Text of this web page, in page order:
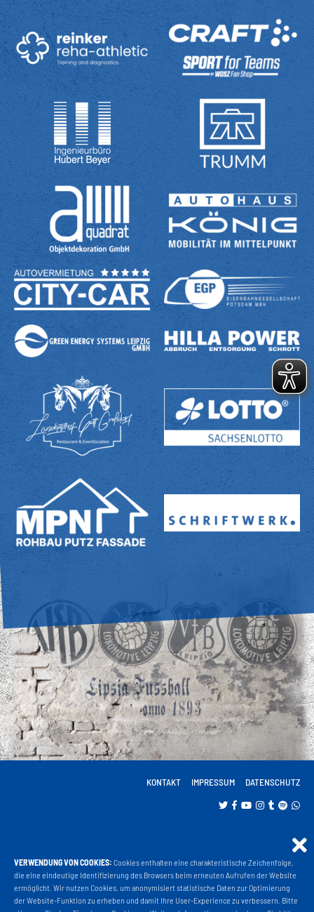
KONTAKT IMPRESSUM DATENSCHUTZ
Projekt Liga 3
VERWENDUNG VON COOKIES: Cookies enthalten eine charakteristische Zeichenfolge,
die eine eindeutige Identifizierung des Browsers beim erneuten Aufrufen der Website
ermöglicht. Wir nutzen Cookies, um anonymisiert statistische Daten zur Optimierung
der Website-Funktion zu erheben und damit Ihre User-Experience zu verbessern. Bitte